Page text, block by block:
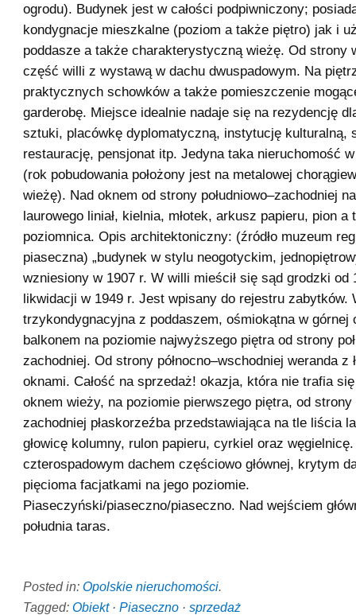
ogrodu). Budynek jest w całości podpiwniczony;
kondygnacje mieszkalne (poziom a także piętro) jak i
poddasze a także charakterystyczną wieżę. Od strony
część willi z wystawą w dachu dwuspadowym. Na
praktycznych schowków a także pomieszczenie
garderobę. Miejsce idealnie nadaje się na rezydencję
sztuki, placówkę dyplomatyczną, instytucję kulturalną,
restaurację, pensjonat itp. Jedyna taka nieruchomość
(rok pobudowania położony jest na metalowej
wieżę). Nad oknem od strony południowo–zachodniej
laurowego liniał, kielnia, młotek, arkusz papieru, pion a
poziomnica. Opis architektoniczny: (źródło muzeum
piaseczna) „budynek w stylu neogotyckim,
wzniesiony w 1907 r. W willi mieścił się sąd grodzki od
likwidacji w 1949 r. Jest wpisany do rejestru zabytków.
trzykondygnacyjna z poddaszem, ośmiokątna w górnej
balkonem na poziomie najwyższego piętra od strony
zachodniej. Od strony północno–wschodniej weranda z
oknami. Całość na sprzedaż! okazja, która nie trafia
oknem wieży, na poziomie pierwszego piętra, od strony
zachodniej płaskorzeźba przedstawiająca na tle liścia
głowicę kolumny, rulon papieru, cyrkiel oraz
czterospadowym dachem częściowo głównej, krytym
pięcioma facjatkami na jego poziomie.
Piaseczyński/piaseczno/piaseczno. Nad wejściem
południa taras.
Posted in: Opolskie nieruchomości.
Tagged: Obiekt· Piaseczno · sprzedaż